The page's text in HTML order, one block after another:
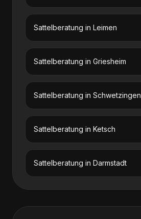
Sattelberatung in Leimen
Sattelberatung in Griesheim
Sattelberatung in Schwetzingen
Sattelberatung in Ketsch
Sattelberatung in Darmstadt